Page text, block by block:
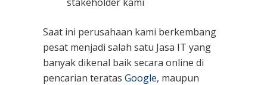
Saat ini perusahaan kami berkembang
pesat menjadi salah satu Jasa IT yang
banyak dikenal baik secara online di
pencarian teratas Google, maupun